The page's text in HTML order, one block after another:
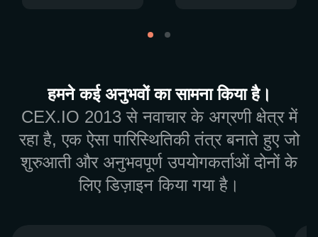
हमने कई अनुभवों का सामना किया है।
CEX.IO 2013 से नवाचार के अग्रणी क्षेत्र में
रहा है, एक ऐसा पारिस्थितिकी तंत्र बनाते हुए जो
शुरुआती और अनुभवपूर्ण उपयोगकर्ताओं दोनों के
लिए डिज़ाइन किया गया है।